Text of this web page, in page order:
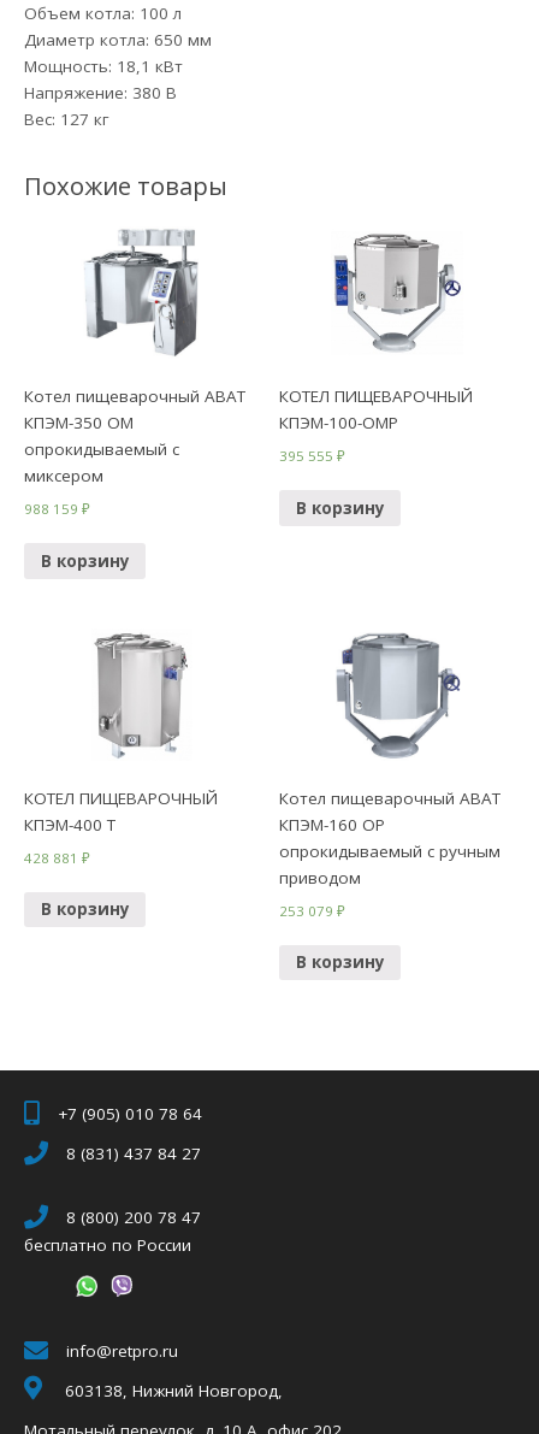
Объем котла: 100 л
Диаметр котла: 650 мм
Мощность: 18,1 кВт
Напряжение: 380 В
Вес: 127 кг
Похожие товары
Котел пищеварочный ABAT
КПЭМ-350 ОМ
опрокидываемый с
миксером
988 159₽
В корзину
КОТЕЛ ПИЩЕВАРОЧНЫЙ
КПЭМ-100-ОМР
395 555₽
В корзину
КОТЕЛ ПИЩЕВАРОЧНЫЙ
КПЭМ-400 Т
428 881₽
В корзину
Котел пищеварочный ABAT
КПЭМ-160 ОР
опрокидываемый с ручным
приводом
253 079₽
В корзину
+7 (905) 010 78 64
8 (831) 437 84 27
8 (800) 200 78 47
бесплатно по России
info@retpro.ru
603138, Нижний Новгород,